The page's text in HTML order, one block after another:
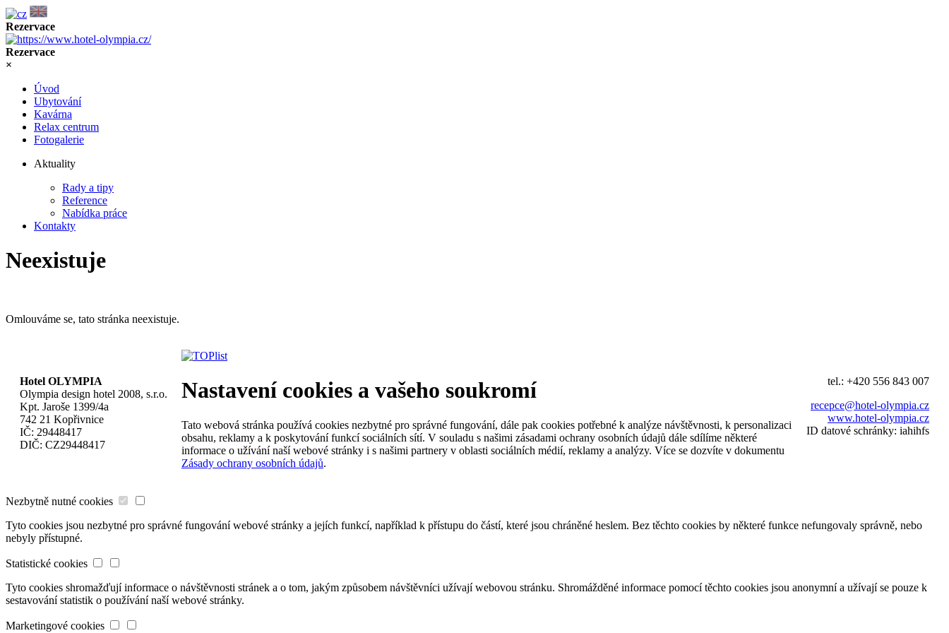
Rezervace
Rezervace
×
Úvod
Ubytování
Kavárna
Relax centrum
Fotogalerie
Aktuality
Rady a tipy
Reference
Nabídka práce
Kontakty
Neexistuje
Omlouváme se, tato stránka neexistuje.
Hotel OLYMPIA
Olympia design hotel 2008, s.r.o.
Kpt. Jaroše 1399/4a
742 21 Kopřivnice
IČ: 29448417
DIČ: CZ29448417
tel.: +420 556 843 007
recepce@hotel-olympia.cz
www.hotel-olympia.cz
ID datové schránky: iahihfs
Nastavení cookies a vašeho soukromí
Tato webová stránka používá cookies nezbytné pro správné fungování, dále pak cookies potřebné k analýze návštěvnosti, k personalizaci
obsahu, reklamy a k poskytování funkcí sociálních sítí. V souladu s našimi zásadami ochrany osobních údajů dále sdílíme některé
informace o užívání naší webové stránky i s našimi partnery v oblasti sociálních médií, reklamy a analýzy. Více se dozvíte v dokumentu
Zásady ochrany osobních údajů.
Nezbytně nutné cookies
Tyto cookies jsou nezbytné pro správné fungování webové stránky a jejích funkcí, například k přístupu do částí, které jsou chráněné heslem. Bez těchto cookies by některé funkce nefungovaly správně, nebo
nebyly přístupné.
Statistické cookies
Tyto cookies shromažďují informace o návštěvnosti stránek a o tom, jakým způsobem návštěvníci užívají webovou stránku. Shromážděné informace pomocí těchto cookies jsou anonymní a užívají se pouze k
sestavování statistik o používání naší webové stránky.
Marketingové cookies